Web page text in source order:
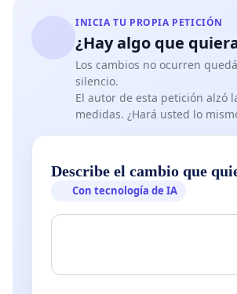
INICIA TU PROPIA PETICIÓN
¿Hay algo que
Los cambios no ocurren
silencio.
El autor de esta petición alzó
medidas. ¿Hará usted lo
Describe el cambio que
Con tecnología de IA